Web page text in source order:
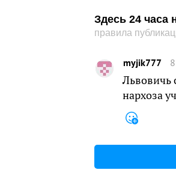
Здесь 24 часа
правила
myjik777
Львовичь
нархоза